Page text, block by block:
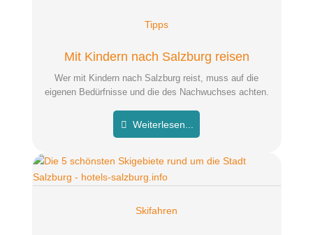
Mit Kindern nach Salzburg reisen
Tipps
Wer mit Kindern nach Salzburg reist, muss auf die
eigenen Bedürfnisse und die des Nachwuchses achten.
Weiterlesen...
Skifahren